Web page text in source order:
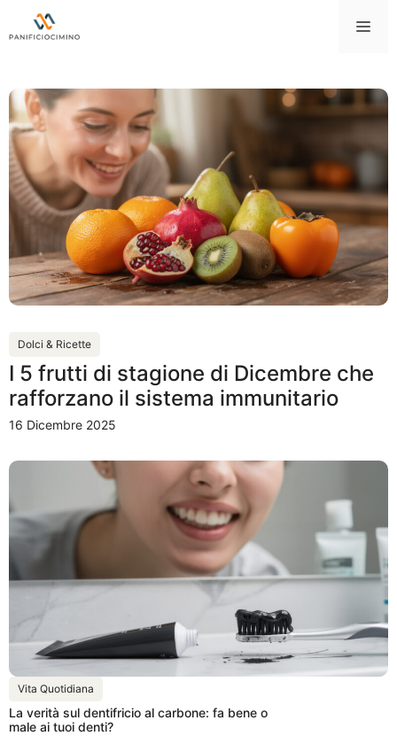
al
Dolci & Ricette
I 5 frutti di stagione di Dicembre che
rafforzano il sistema immunitario
16 Dicembre 2025
Vita Quotidiana
La verità sul dentifricio al carbone: fa bene o
male ai tuoi denti?